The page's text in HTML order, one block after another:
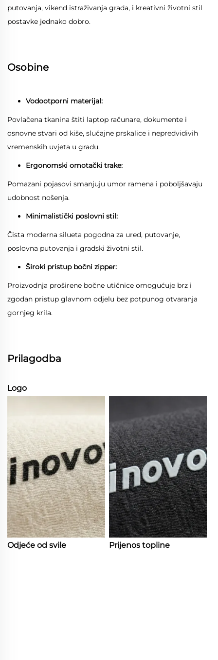
putovanja, vikend istraživanja grada, i kreativni životni stil
postavke jednako dobro.
Osobine
Vodootporni materijal:
Povlačena tkanina štiti laptop računare, dokumente i
osnovne stvari od kiše, slučajne prskalice i nepredvidivih
vremenskih uvjeta u gradu.
Ergonomski omotački trake:
Pomazani pojasovi smanjuju umor ramena i poboljšavaju
udobnost nošenja.
Minimalistički poslovni stil:
Čista moderna silueta pogodna za ured, putovanje,
poslovna putovanja i gradski životni stil.
Široki pristup bočni zipper:
Proizvodnja proširene bočne utičnice omogućuje brz i
zgodan pristup glavnom odjelu bez potpunog otvaranja
gornjeg krila.
Prilagodba
Logo
Odjeće od svile Prijenos topline